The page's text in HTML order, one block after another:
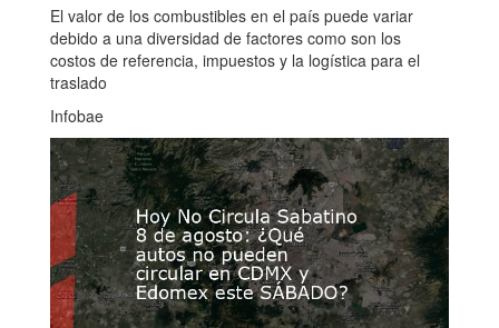
El valor de los combustibles en el país puede variar
debido a una diversidad de factores como son los
costos de referencia, impuestos y la logística para el
traslado
Infobae